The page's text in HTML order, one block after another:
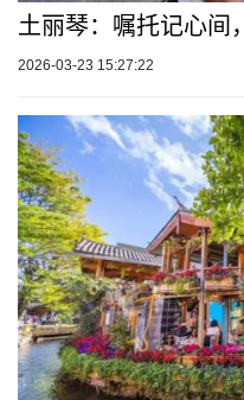
土丽琴：嘱托记心间
2026-03-23 15:27:22